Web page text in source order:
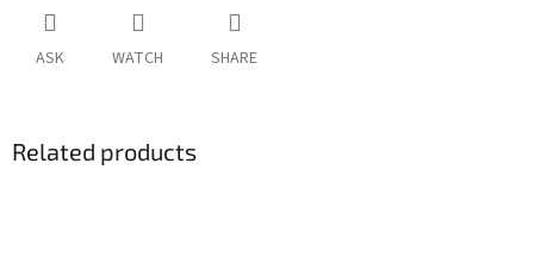
ASK WATCH SHARE
Related products